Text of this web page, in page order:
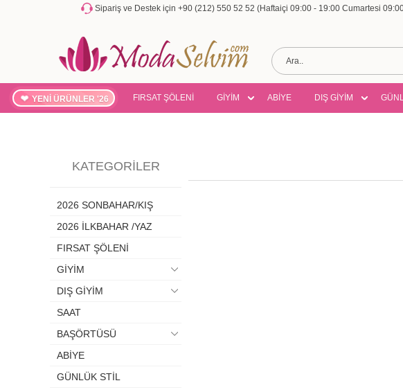
Sipariş ve Destek için +90 (212) 550 52 52 (Haftaiçi 09:00 - 19:00 Cumartesi
YENİ ÜRÜNLER '26 FIRSAT ŞÖLENİ GİYİM ABİYE DIŞ GİYİM
KATEGORILER
2026 SONBAHAR/KIŞ
2026 İLKBAHAR /YAZ
FIRSAT ŞÖLENİ
GİYİM
DIŞ GİYİM
SAAT
BAŞÖRTÜSÜ
ABİYE
GÜNLÜK STİL